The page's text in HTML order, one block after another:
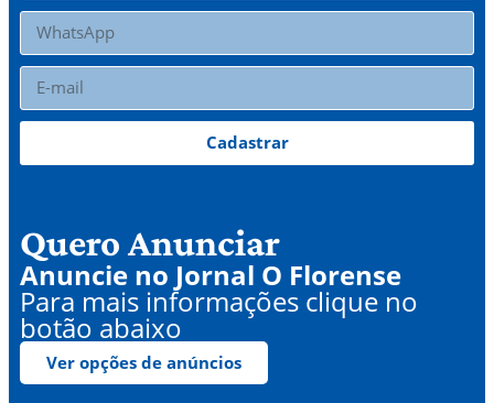
Cadastrar
Quero Anunciar
Anuncie no Jornal O Florense
Para mais informações clique no
botão abaixo
Ver opções de anúncios